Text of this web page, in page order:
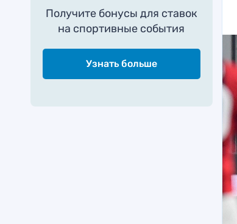
Получите бонусы для ставок
на спортивные события
Узнать больше